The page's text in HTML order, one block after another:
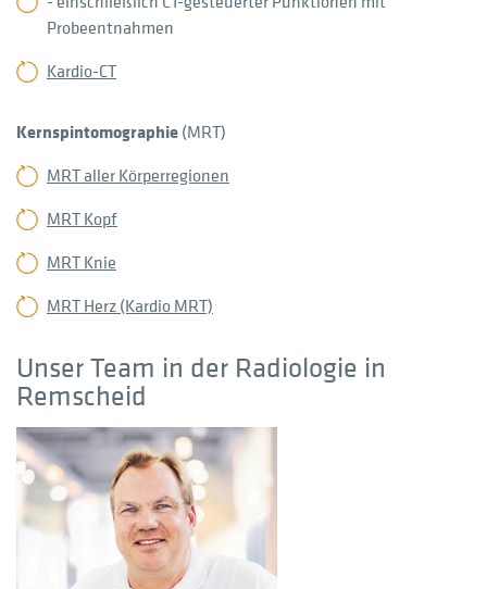
Probeentnahmen
Kardio-CT
Kernspintomographie(MRT)
MRT aller Körperregionen
MRT Kopf
MRT Knie
MRT Herz (Kardio MRT)
Unser Team in der Radiologie in
Remscheid